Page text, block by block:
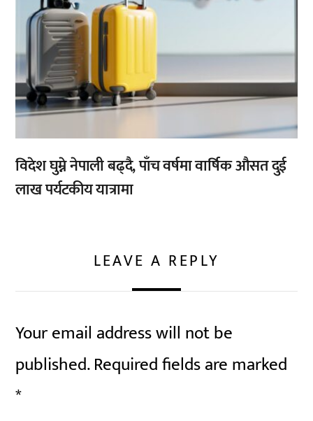
विदेश घुम्ने नेपाली बढ्दै, पाँच वर्षमा वार्षिक औसत दुई
लाख पर्यटकीय यात्रामा
LEAVE A REPLY
Your email address will not be
published.Required fields are marked
*